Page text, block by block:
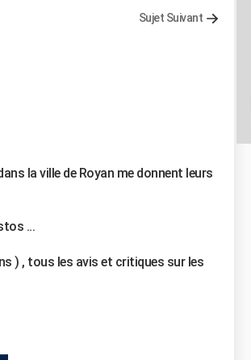
Sujet Suivant
la ville de Royan me donnent leurs
...
) , tous les avis et critiques sur les